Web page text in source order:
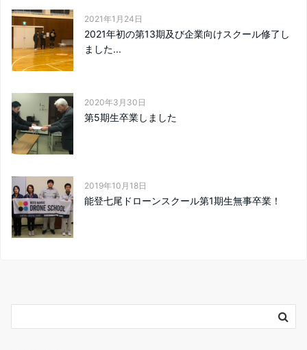
2021年1月24日
2021年初の第13期及び企業向けスクール修了し
ました...
2020年3月30日
第5期生卒業しました
2019年10月18日
能登七尾ドローンスクール第1期生無事卒業！